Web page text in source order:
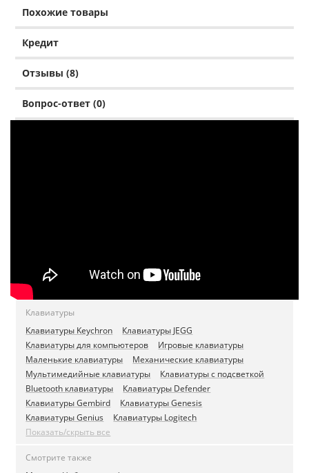
Похожие товары
Кредит
Отзывы (8)
Вопрос-ответ (0)
Клавиатуры
Клавиатуры Keychron
Клавиатуры JEGG
Клавиатуры для компьютеров
Игровые клавиатуры
Маленькие клавиатуры
Механические клавиатуры
Мультимедийные клавиатуры
Клавиатуры с подсветкой
Bluetooth клавиатуры
Клавиатуры Defender
Клавиатуры Gembird
Клавиатуры Genesis
Клавиатуры Genius
Клавиатуры Logitech
Показать/скрыть все
Смотрите также